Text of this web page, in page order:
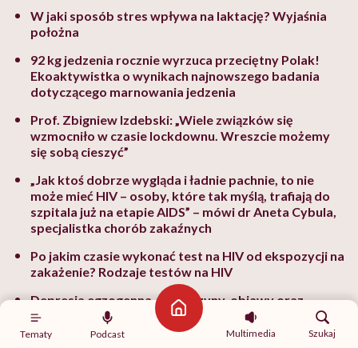
Tematy Podcast
Strona główna
Multimedia
Szukaj
W jaki sposób stres wpływa na laktację? Wyjaśnia
położna
92 kg jedzenia rocznie wyrzuca przeciętny Polak!
Ekoaktywistka o wynikach najnowszego badania
dotyczącego marnowania jedzenia
Prof. Zbigniew Izdebski: „Wiele związków się
wzmocniło w czasie lockdownu. Wreszcie możemy
się sobą cieszyć”
„Jak ktoś dobrze wygląda i ładnie pachnie, to nie
może mieć HIV – osoby, które tak myślą, trafiają do
szpitala już na etapie AIDS” – mówi dr Aneta Cybula,
specjalistka chorób zakaźnych
Po jakim czasie wykonać test na HIV od ekspozycji na
zakażenie? Rodzaje testów na HIV
Depresja egzogenna – przyczyny, objawy oraz
metody leczenia